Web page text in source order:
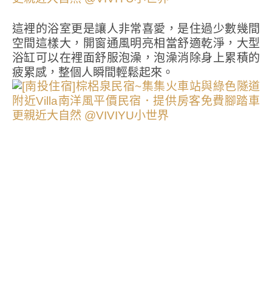
這裡的浴室更是讓人非常喜愛，是住過少數幾間
空間這樣大，開窗通風明亮相當舒適乾淨，大型
浴缸可以在裡面舒服泡澡，泡澡消除身上累積的
疲累感，整個人瞬間輕鬆起來。